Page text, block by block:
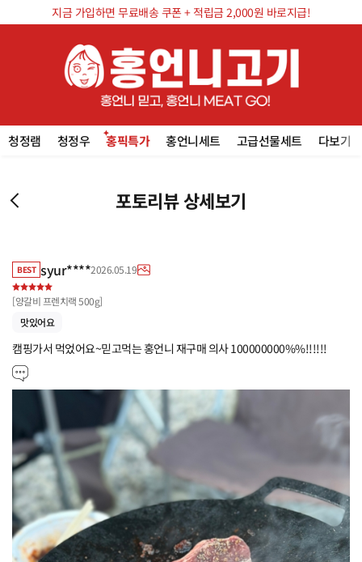
지금 가입하면 무료배송 쿠폰 + 적립금 2,000원 바로지급!
청정램 청정우 홍픽특가 홍언니세트 고급선물세트 다보기
포토리뷰 상세보기
BEST syur****2026.05.19
[양갈비 프렌치랙 500g]
맛있어요
캠핑가서 먹었어요~믿고먹는 홍언니 재구매 의사 100000000%%!!!!!!